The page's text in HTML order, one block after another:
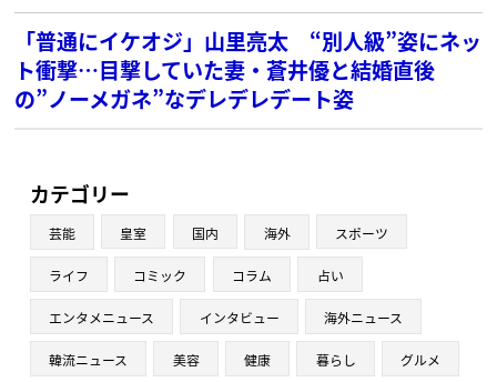
「普通にイケオジ」山里亮太 “別人級”姿にネッ
ト衝撃…目撃していた妻・蒼井優と結婚直後
の”ノーメガネ”なデレデレデート姿
カテゴリー
芸能 皇室 国内 海外 スポーツ
ライフ コミック コラム 占い
エンタメニュース インタビュー 海外ニュース
韓流ニュース 美容 健康 暮らし グルメ